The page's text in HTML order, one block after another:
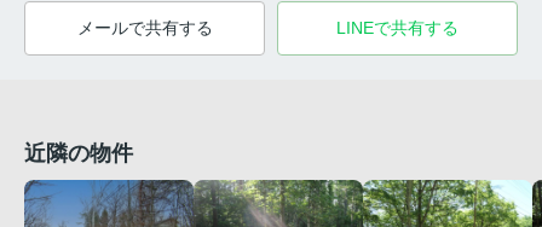
メールで共有する LINEで共有する
近隣の物件